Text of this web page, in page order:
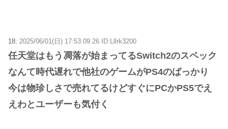
18: 2025/06/01(日) 17:53:09.26 ID:Lllrk3200
任天堂はもう凋落が始まってるSwitch2のスペック
なんて時代遅れで他社のゲームがPS4のばっかり
今は物珍しさで売れてるけどすぐにPCかPS5でえ
えわとユーザーも気付く